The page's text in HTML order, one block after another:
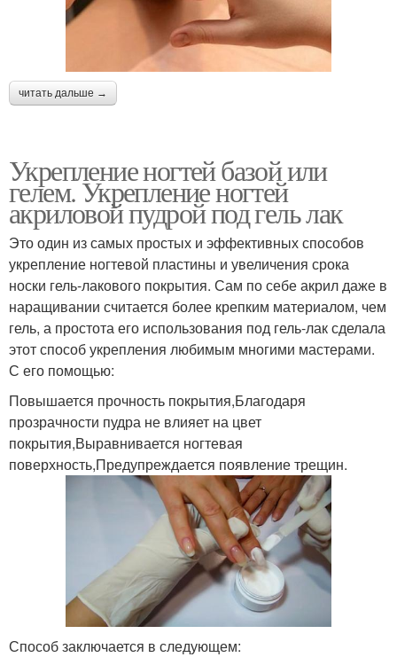
читать дальше →
Укрепление ногтей базой или
гелем. Укрепление ногтей
акриловой пудрой под гель лак
Это один из самых простых и эффективных способов
укрепление ногтевой пластины и увеличения срока
носки гель-лакового покрытия. Сам по себе акрил даже в
наращивании считается более крепким материалом, чем
гель, а простота его использования под гель-лак сделала
этот способ укрепления любимым многими мастерами.
С его помощью:
Повышается прочность покрытия,Благодаря
прозрачности пудра не влияет на цвет
покрытия,Выравнивается ногтевая
поверхность,Предупреждается появление трещин.
Способ заключается в следующем: